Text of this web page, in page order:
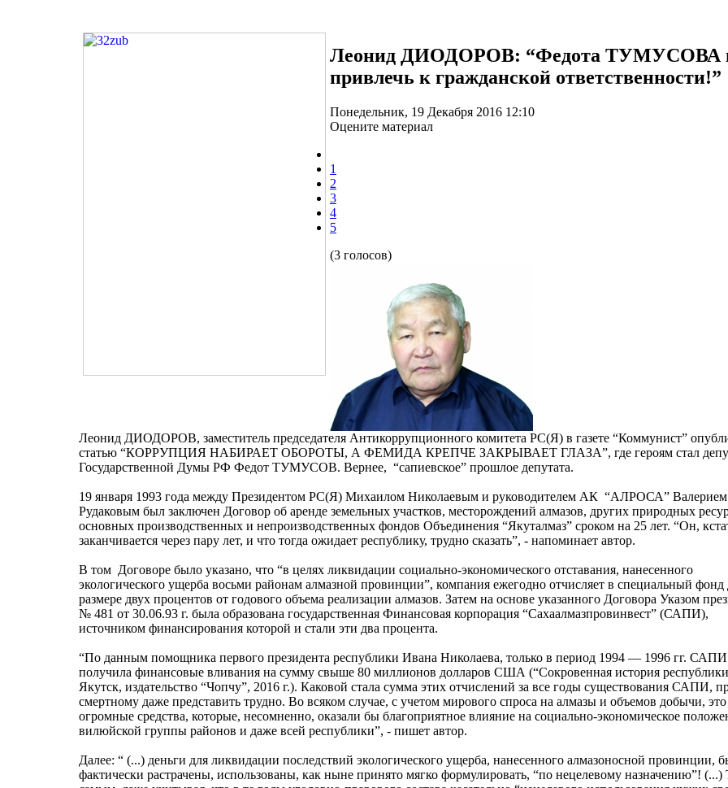
Леонид ДИОДОРОВ: “Федота ТУМУСОВА
привлечь к гражданской ответственности!”
Понедельник, 19 Декабря 2016 12:10
Оцените материал
1
2
3
4
5
(3 голосов)
Леонид ДИОДОРОВ, заместитель председателя Антикоррупционного комитета РС(Я) в газете “Коммунист”
статью “КОРРУПЦИЯ НАБИРАЕТ ОБОРОТЫ, А ФЕМИДА КРЕПЧЕ ЗАКРЫВАЕТ ГЛАЗА”, где героям стал
Государственной Думы РФ Федот ТУМУСОВ. Вернее, “сапиевское” прошлое депутата.
19 января 1993 года между Президентом РС(Я) Михаилом Николаевым и руководителем АК “АЛРОСА” Валерием
Рудаковым был заключен Договор об аренде земельных участков, месторождений алмазов, других природных
основных производственных и непроизводственных фондов Объединения “Якуталмаз” сроком на 25 лет. “Он,
заканчивается через пару лет, и что тогда ожидает республику, трудно сказать”, - напоминает автор.
В том Договоре было указано, что “в целях ликвидации социально-экономического отставания, нанесенного
экологического ущерба восьми районам алмазной провинции”, компания ежегодно отчисляет в специальный фонд
размере двух процентов от годового объема реализации алмазов. Затем на основе указанного Договора Указом
№ 481 от 30.06.93 г. была образована государственная Финансовая корпорация “Сахаалмазпровинвест” (САПИ),
источником финансирования которой и стали эти два процента.
“По данным помощника первого президента республики Ивана Николаева, только в период 1994 — 1996 гг. САПИ
получила финансовые вливания на сумму свыше 80 миллионов долларов США (“Сокровенная история
Якутск, издательство “Чопчу”, 2016 г.). Каковой стала сумма этих отчислений за все годы существования САПИ,
смертному даже представить трудно. Во всяком случае, с учетом мирового спроса на алмазы и объемов добычи,
огромные средства, которые, несомненно, оказали бы благоприятное влияние на социально-экономическое
вилюйской группы районов и даже всей республики”, - пишет автор.
Далее: “ (...) деньги для ликвидации последствий экологического ущерба, нанесенного алмазоносной провинции,
фактически растрачены, использованы, как ныне принято мягко формулировать, “по нецелевому назначению”! (...)